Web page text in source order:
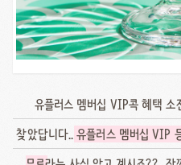
유플러스 멤버십 VIP콕 혜택 소
찾았답니다..유플러스 멤버십 VIP